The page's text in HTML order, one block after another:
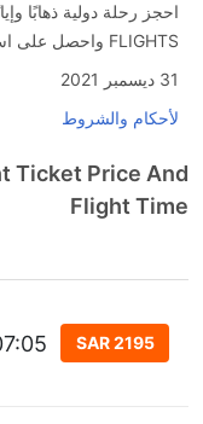
احجز رحلة دولية ذهابًا
FLIGHTS واحصل على استرداد نقدي فوري يصل إلى SAR 700.
31 ديسمبر 2021
لأحكام والشروط
Ticket Price And
Flight Time
SAR 2195